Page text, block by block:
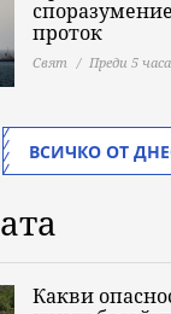
проток
Свят Преди 5 часа
ВСИЧКО ОТ
Какви